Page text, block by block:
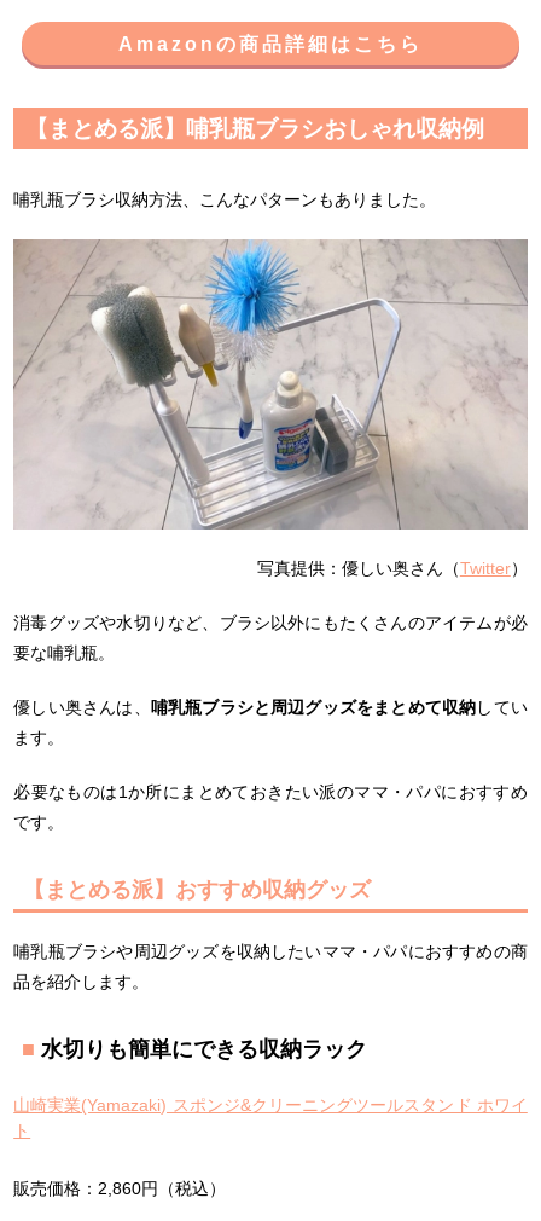
Amazonの商品詳細はこちら
【まとめる派】哺乳瓶ブラシおしゃれ収納例
哺乳瓶ブラシ収納方法、こんなパターンもありました。
写真提供：優しい奥さん（Twitter）
消毒グッズや水切りなど、ブラシ以外にもたくさんのアイテムが必
要な哺乳瓶。
優しい奥さんは、 哺乳瓶ブラシと周辺グッズをまとめて収納してい
ます。
必要なものは1か所にまとめておきたい派のママ・パパにおすすめ
です。
【まとめる派】おすすめ収納グッズ
哺乳瓶ブラシや周辺グッズを収納したいママ・パパにおすすめの商
品を紹介します。
水切りも簡単にできる収納ラック
山崎実業(Yamazaki) スポンジ&クリーニングツールスタンド ホワイ
ト
販売価格：2,860円（税込）